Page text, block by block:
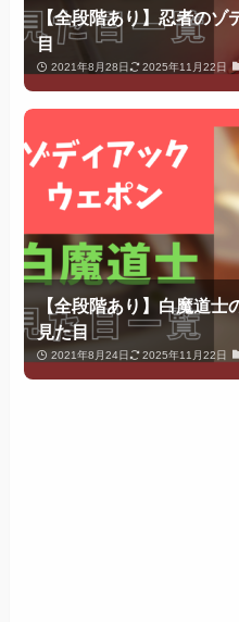
【全段階あり】忍者のゾ
目
2021年8月28日 2025年11月22日
【全段階あり】白魔道士
見た目
2021年8月24日 2025年11月22日